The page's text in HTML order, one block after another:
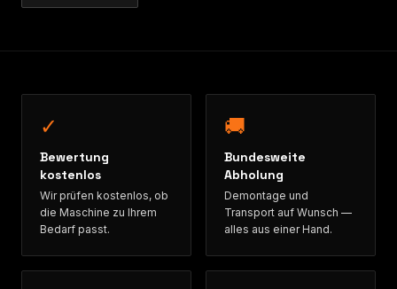
✓
Bewertung
kostenlos
Wir prüfen kostenlos, ob
die Maschine zu Ihrem
Bedarf passt.
🚚
Bundesweite
Abholung
Demontage und
Transport auf Wunsch —
alles aus einer Hand.